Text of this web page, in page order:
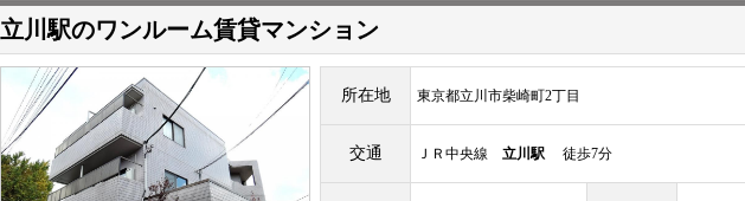
立川駅のワンルーム賃貸マンション
所在地 東京都立川市柴崎町2丁目
交通 ＪＲ中央線 立川駅 徒歩7分